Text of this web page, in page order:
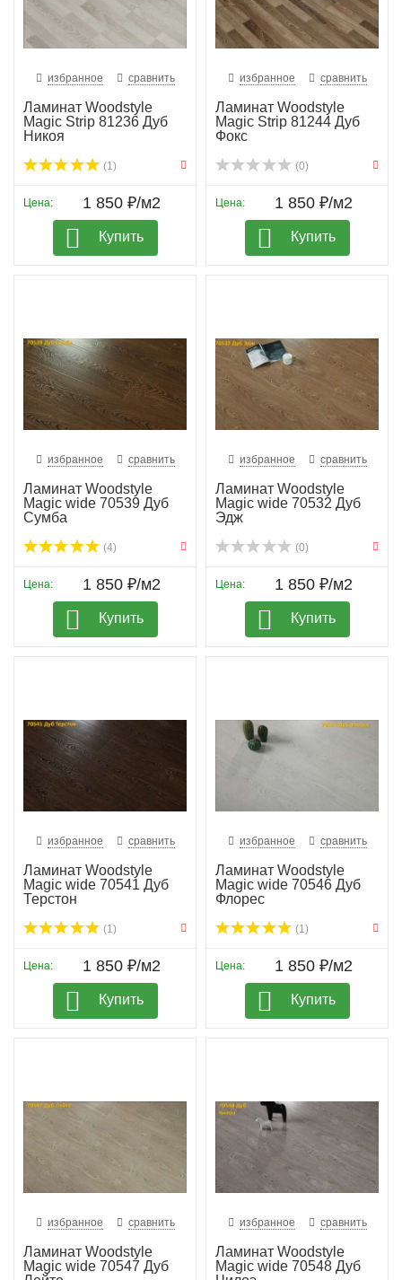
избранное сравнить
Ламинат Woodstyle
Magic Strip 81236 Дуб
Никоя
(1)
Цена: 1 850 ₽/м2
Купить
избранное сравнить
Ламинат Woodstyle
Magic Strip 81244 Дуб
Фокс
(0)
Цена: 1 850 ₽/м2
Купить
избранное сравнить
Ламинат Woodstyle
Magic wide 70539 Дуб
Сумба
(4)
Цена: 1 850 ₽/м2
Купить
избранное сравнить
Ламинат Woodstyle
Magic wide 70532 Дуб
Эдж
(0)
Цена: 1 850 ₽/м2
Купить
избранное сравнить
Ламинат Woodstyle
Magic wide 70541 Дуб
Терстон
(1)
Цена: 1 850 ₽/м2
Купить
избранное сравнить
Ламинат Woodstyle
Magic wide 70546 Дуб
Флорес
(1)
Цена: 1 850 ₽/м2
Купить
избранное сравнить
Ламинат Woodstyle
Magic wide 70547 Дуб
избранное сравнить
Ламинат Woodstyle
Magic wide 70548 Дуб